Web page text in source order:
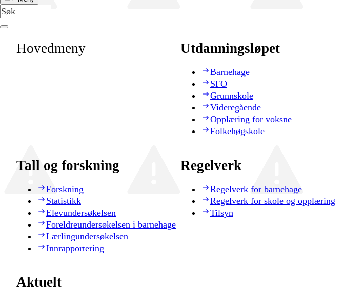
Hovedmeny Utdanningsløpet
Barnehage
SFO
Grunnskole
Videregående
Opplæring for voksne
Folkehøgskole
Tall og forskning
Forskning
Statistikk
Elevundersøkelsen
Foreldreundersøkelsen i barnehage
Lærlingundersøkelsen
Innrapportering
Regelverk
Regelverk for barnehage
Regelverk for skole og opplæring
Tilsyn
Aktuelt